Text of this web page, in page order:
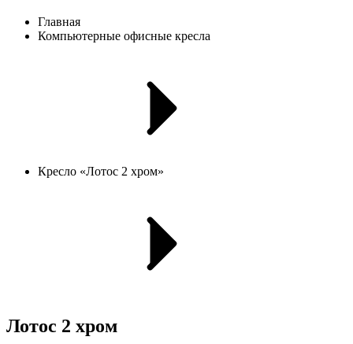
Главная
Компьютерные офисные кресла
Кресло «Лотос 2 хром»
Лотос 2 хром